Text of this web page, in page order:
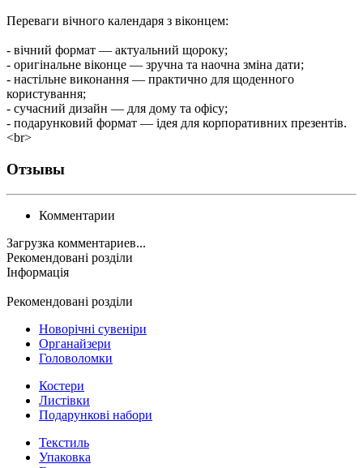
Переваги вічного календаря з віконцем:
- вічний формат — актуальний щороку;
- оригінальне віконце — зручна та наочна зміна дати;
- настільне виконання — практично для щоденного
користування;
- сучасний дизайн — для дому та офісу;
- подарунковий формат — ідея для корпоративних презентів.
<br>
Отзывы
Комментарии
Загрузка комментариев...
Рекомендовані розділи
Інформація
Рекомендовані розділи
Новорічні сувеніри
Органайзери
Головоломки
Костери
Листівки
Подарункові набори
Текстиль
Упаковка